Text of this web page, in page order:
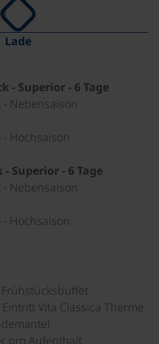
Lade
- Superior - 6 Tage
- Nebensaison
Hochsaison
Superior - 6 Tage
- Nebensaison
Hochsaison
Vita Classica Therme
pro Aufenthalt